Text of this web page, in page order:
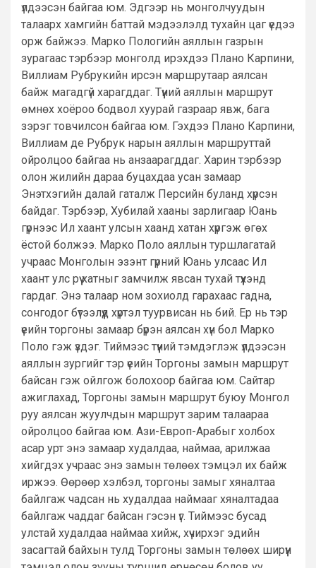
үлдээсэн байгаа юм. Эдгээр нь монголчуудын
талаарх хамгийн баттай мэдээлэлд тухайн цаг үедээ
орж байжээ. Марко Пологийн аяллын газрын
зурагаас тэрбээр монголд ирэхдээ Плано Карпини,
Виллиам Рубрукийн ирсэн маршрутаар аялсан
байж магадгүй харагддаг. Түүний аяллын маршрут
өмнөх хоёроо бодвол хуурай газраар явж, бага
зэрэг товчилсон байгаа юм. Гэхдээ Плано Карпини,
Виллиам де Рубрук нарын аяллын маршруттай
ойролцоо байгаа нь анзаарагддаг. Харин тэрбээр
олон жилийн дараа буцахдаа усан замаар
Энэтхэгийн далай гаталж Персийн буланд хүрсэн
байдаг. Тэрбээр, Хубилай хааны зарлигаар Юань
гүрнээс Ил хаант улсын хаанд хатан хүргэж өгөх
ёстой болжээ. Марко Поло аяллын туршлагатай
учраас Монголын эзэнт гүрний Юань улсаас Ил
хаант улс рүү хатныг замчилж явсан тухай түүхэнд
гардаг. Энэ талаар ном зохиолд гарахаас гадна,
сонгодог бүтээлүүд хүртэл туурвисан нь бий. Ер нь тэр
үеийн торгоны замаар бүрэн аялсан хүн бол Марко
Поло гэж үздэг. Тиймээс түүний тэмдэглэж үлдээсэн
аяллын зургийг тэр үеийн Торгоны замын маршрут
байсан гэж ойлгож болохоор байгаа юм. Сайтар
ажиглахад, Торгоны замын маршрут буюу Монгол
руу аялсан жуулчдын маршрут зарим талаараа
ойролцоо байгаа юм. Ази-Европ-Арабыг холбох
асар урт энэ замаар худалдаа, наймаа, арилжаа
хийгдэх учраас энэ замын төлөөх тэмцэл их байж
иржээ. Өөрөөр хэлбэл, торгоны замыг хяналтаа
байлгаж чадсан нь худалдаа наймааг хяналтадаа
байлгаж чаддаг байсан гэсэн үг. Тиймээс бусад
улстай худалдаа наймаа хийж, хүчирхэг эдийн
засагтай байхын тулд Торгоны замын төлөөх ширүүн